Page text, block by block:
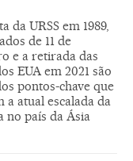
da URSS em 1989,
de 11 de
e a retirada das
EUA em 2021 são
pontos-chave que
a atual escalada da
no país da Ásia